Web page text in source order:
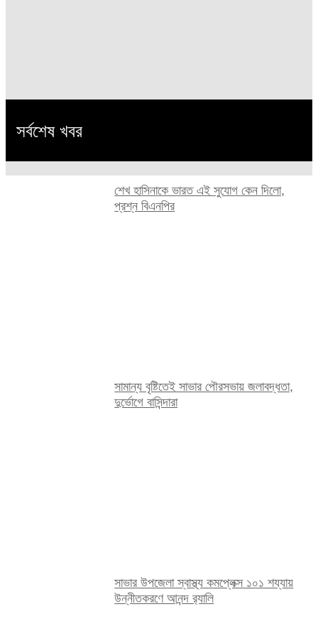
সর্বশেষ খবর
শেখ হাসিনাকে ভারত এই সুযোগ কেন দিলো,
প্রশ্ন বিএনপির
সামান্য বৃষ্টিতেই সাভার পৌরসভায় জলাবদ্ধতা,
দুর্ভোগে বাসিন্দারা
সাভার উপজেলা স্বাস্থ্য কমপ্লেক্স ১০১ শয্যায়
উন্নীতকরণে আনন্দ র‍্যালি